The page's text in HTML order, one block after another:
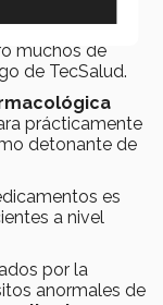
puedan
muchos de
de TecSalud.
prácticamente
detonante de
es
a nivel
por la
anormales de